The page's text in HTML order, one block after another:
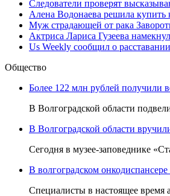
Следователи проверят
Алена Водонаева решила купить
Муж страдающей от рака
Актриса Лариса Гузеева
Us Weekly сообщил о
Общество
Более 122 млн рублей получили
В Волгоградской области
В Волгоградской области
Сегодня в музее-заповеднике
В волгоградском
Специалисты в настоящее время